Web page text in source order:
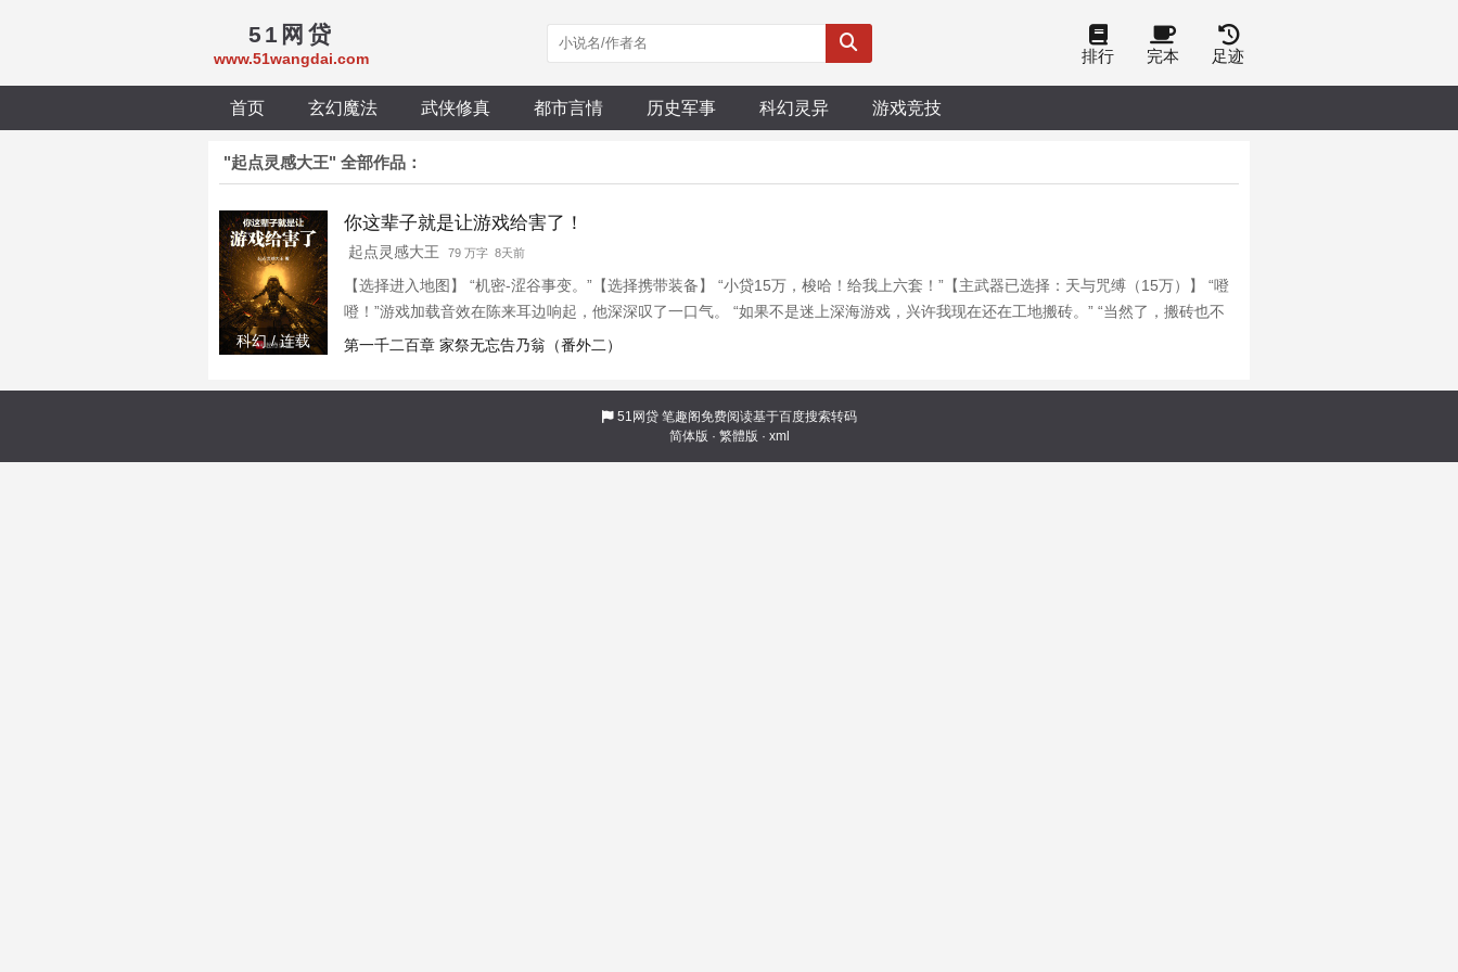
51网贷
www.51wangdai.com 排行 完本 足迹
首页 玄幻魔法 武侠修真 都市言情 历史军事 科幻灵异 游戏竞技
"起点灵感大王" 全部作品：
科幻 / 连载
你这辈子就是让游戏给害了！
起点灵感大王 79 万字 8天前
【选择进入地图】 “机密-涩谷事变。”【选择携带装备】 “小贷15万，梭哈！给我上六套！”【主武器已选择：天与咒缚（15万）】 “噔
噔！”游戏加载音效在陈来耳边响起，他深深叹了一口气。 “如果不是迷上深海游戏，兴许我现在还在工地搬砖。” “当然了，搬砖也不
是不好，但对我来说，打游戏可以更加的海阔天空嘛！”
第一千二百章 家祭无忘告乃翁（番外二）
51网贷笔趣阁免费阅读基于百度搜索转码
简体版 · 繁體版 · xml